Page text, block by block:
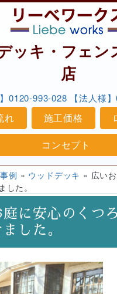
ッキ・フェン
店
】0120-993-028 【法人様
れ 施工価格
コンセプト
例 » ウッドデッキ » 広い
した。
庭に安心のくつ
した。